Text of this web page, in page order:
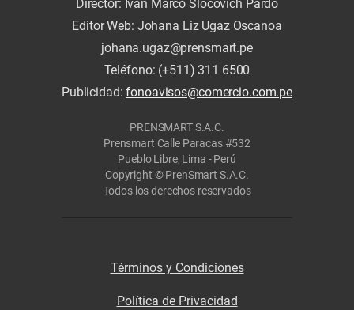
Director: Iván Marco Slocovich Pardo
Editor Web: Johana Liz Ugaz Oscanoa
johana.ugaz@prensmart.pe
Teléfono: (+511) 311 6500
Publicidad:fonoavisos@comercio.com.pe
PRENSMART S.A.C.
Prensmart Calle Paracas #532
Pueblo Libre, Lima - Perú
Copyright © PrenSmart S.A.C.
Todos los derechos reservados
Términos y Condiciones
Política de Privacidad